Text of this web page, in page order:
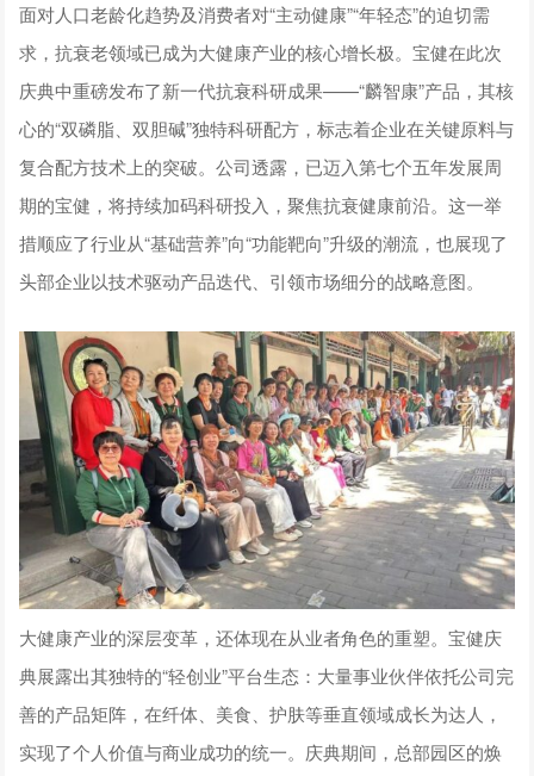
面对人口老龄化趋势及消费者对“主动健康”“年轻态”的迫切需
求，抗衰老领域已成为大健康产业的核心增长极。宝健在此次
庆典中重磅发布了新一代抗衰科研成果——“麟智康”产品，其核
心的“双磷脂、双胆碱”独特科研配方，标志着企业在关键原料与
复合配方技术上的突破。公司透露，已迈入第七个五年发展周
期的宝健，将持续加码科研投入，聚焦抗衰健康前沿。这一举
措顺应了行业从“基础营养”向“功能靶向”升级的潮流，也展现了
头部企业以技术驱动产品迭代、引领市场细分的战略意图。
大健康产业的深层变革，还体现在从业者角色的重塑。宝健庆
典展露出其独特的“轻创业”平台生态：大量事业伙伴依托公司完
善的产品矩阵，在纤体、美食、护肤等垂直领域成长为达人，
实现了个人价值与商业成功的统一。庆典期间，总部园区的焕